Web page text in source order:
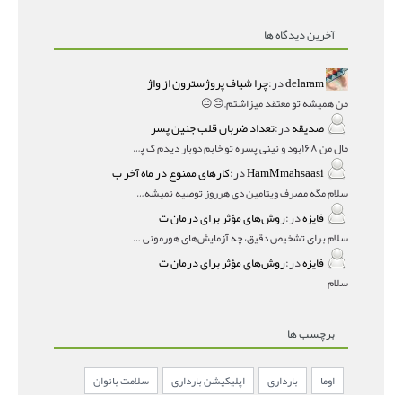
آخرین دیدگاه ها
delaramدر:چرا شیاف پروژسترون از واژ
من همیشه تو معتقد میزاشتم,,😑😐
صدیقهدر:تعداد ضربان قلب جنین پسر
مال من ۱۶۸بود و نینی پسره تو خابم دوبار دیدم ک پسره
HamMmahsaasiدر:کارهای ممنوع در ماه آخر ب
سلام مگه مصرف ویتامین دی هرروز توصیه نمیشه؟درمقاله میگه
فایزهدر:روش‌های مؤثر برای درمان ت
سلام برای تشخیص دقیق، چه آزمایش‌های هورمونی و چه سونوگر
فایزهدر:روش‌های مؤثر برای درمان ت
سلام
برچسب ها
اوما بارداری اپلیکیشن بارداری
سلامت بانوان